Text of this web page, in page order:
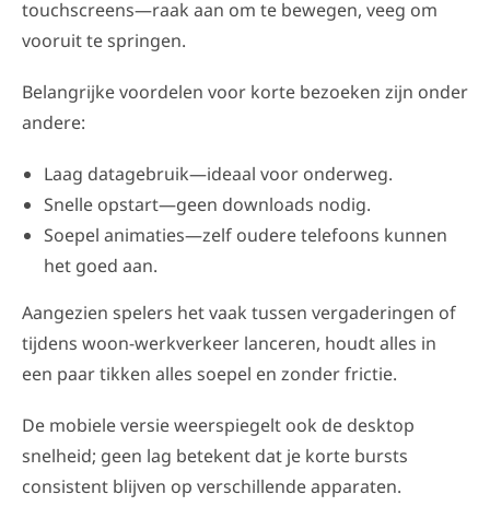
touchscreens—raak aan om te bewegen, veeg om
vooruit te springen.
Belangrijke voordelen voor korte bezoeken zijn onder
andere:
Laag datagebruik—ideaal voor onderweg.
Snelle opstart—geen downloads nodig.
Soepel animaties—zelf oudere telefoons kunnen
het goed aan.
Aangezien spelers het vaak tussen vergaderingen of
tijdens woon-werkverkeer lanceren, houdt alles in
een paar tikken alles soepel en zonder frictie.
De mobiele versie weerspiegelt ook de desktop
snelheid; geen lag betekent dat je korte bursts
consistent blijven op verschillende apparaten.